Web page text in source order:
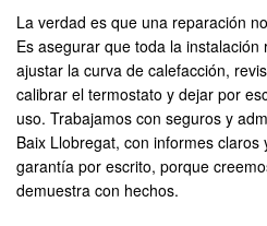
La verdad es que una reparación
Es asegurar que toda la
ajustar la curva de calefacción,
calibrar el termostato y dejar por
uso. Trabajamos con seguros y
Baix Llobregat, con informes
garantía por escrito, porque
demuestra con hechos.